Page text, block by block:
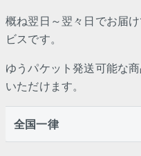
概ね翌日～翌々日でお届
ビスです。
ゆうパケット発送可能な
いただけます。
全国一律